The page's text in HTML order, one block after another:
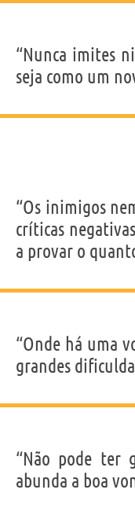
“Nunca imites
seja como um
“Os inimigos
críticas
a provar o
“Onde há uma
grandes
“Não pode ter
abunda a boa